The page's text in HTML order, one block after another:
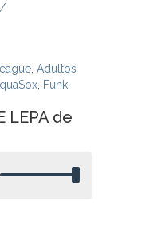
Adultos
Funk
LEPA de